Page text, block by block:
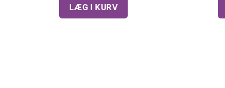
LÆG I KURV